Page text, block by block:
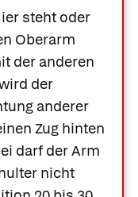
steht oder
Oberarm
der anderen
der
anderer
Zug hinten
darf der Arm
nicht